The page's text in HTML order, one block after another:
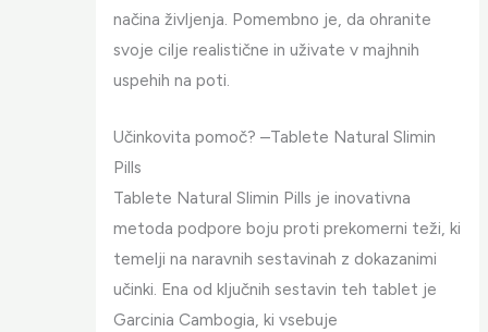
načina življenja. Pomembno je, da ohranite
svoje cilje realistične in uživate v majhnih
uspehih na poti.
Učinkovita pomoč? –Tablete Natural Slimin
Pills
Tablete Natural Slimin Pills je inovativna
metoda podpore boju proti prekomerni teži, ki
temelji na naravnih sestavinah z dokazanimi
učinki. Ena od ključnih sestavin teh tablet je
Garcinia Cambogia, ki vsebuje